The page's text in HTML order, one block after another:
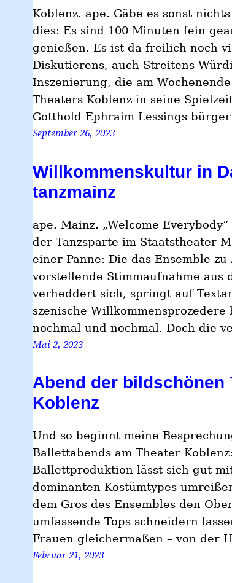
Koblenz. ape. Gäbe es sonst
dies: Es sind 100 Minuten fein
genießen. Es ist da freilich noch
Diskutierens, auch Streitens
Inszenierung, die am
Theaters Koblenz in seine
Gotthold Ephraim Lessings
September 26, 2023
Willkommenskultur in
tanzmainz
ape. Mainz. „Welcome
der Tanzsparte im Staatstheater
einer Panne: Die das Ensemble
vorstellende Stimmaufnahme aus
verheddert sich, springt auf
szenische Willkommensprozedere
nochmal und nochmal. Doch die
Mai 2, 2023
Abend der bildschönen
Koblenz
Und so beginnt meine
Ballettabends am Theater
Ballettproduktion lässt sich gut
dominanten Kostümtypes
dem Gros des Ensembles den
umfassende Tops schneidern
Frauen gleichermaßen – von der
Februar 21, 2023